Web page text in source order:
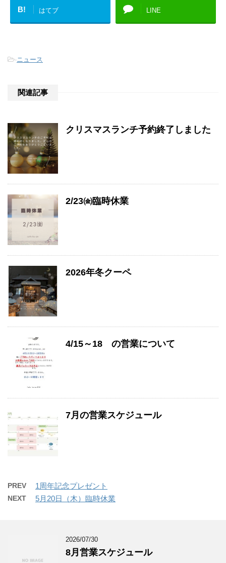
B! はてブ LINE
-ニュース
関連記事
クリスマスランチ予約終了しました
2/23㈮臨時休業
2026年冬クーペ
4/15～18 の営業について
7月の営業スケジュール
PREV 1周年記念プレゼント
NEXT 5月20日（木）臨時休業
2026/07/30
8月営業スケジュール